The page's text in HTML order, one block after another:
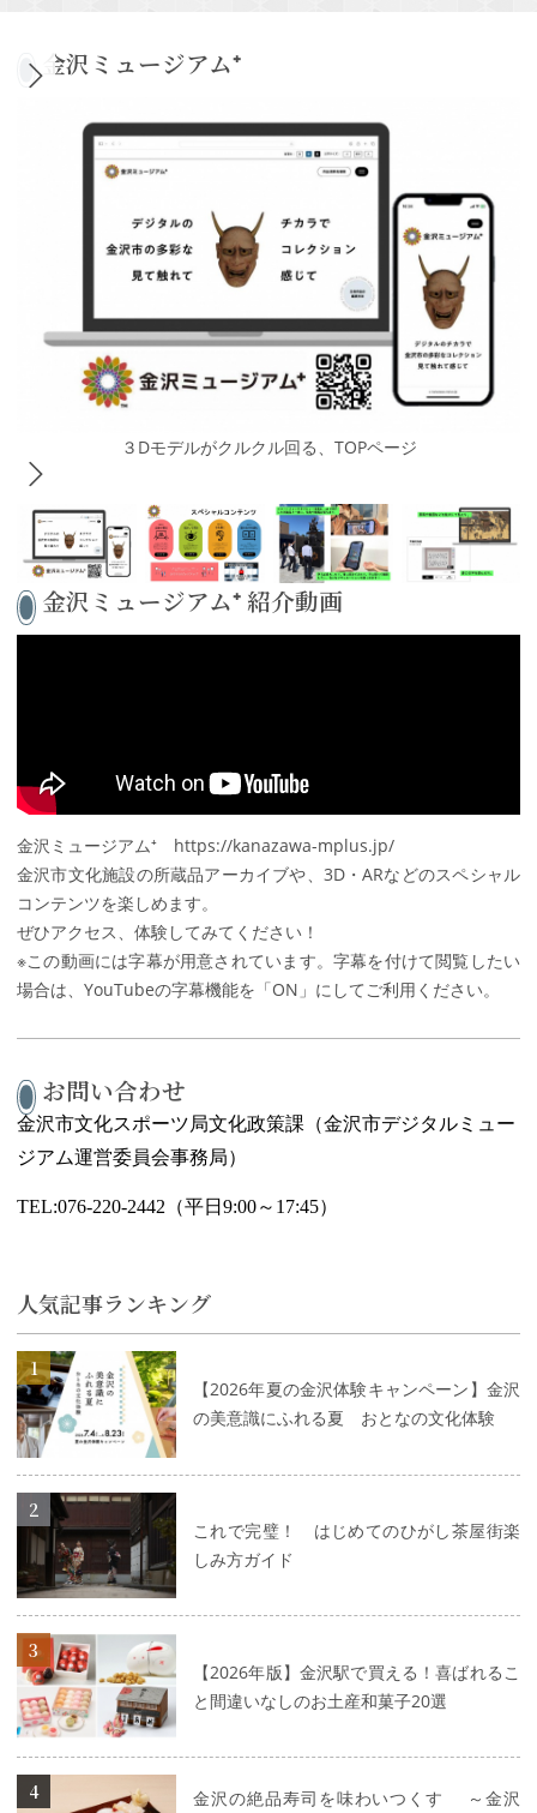
金沢ミュージアム⁺
３Dモデルがクルクル回る、TOPページ
金沢ミュージアム⁺ 紹介動画
金沢ミュージアム⁺ https://kanazawa-mplus.jp/
金沢市文化施設の所蔵品アーカイブや、3D・ARなどのスペシャル
コンテンツを楽しめます。
ぜひアクセス、体験してみてください！
※この動画には字幕が用意されています。字幕を付けて閲覧したい
場合は、YouTubeの字幕機能を「ON」にしてご利用ください。
お問い合わせ
金沢市文化スポーツ局文化政策課（金沢市デジタルミュー
ジアム運営委員会事務局）
TEL:076-220-2442 （平日 9:00～ 17:45）
人気記事ランキング
【2026年夏の金沢体験キャンペーン】金沢
の美意識にふれる夏 おとなの文化体験
詳細はこちら
これで完璧！ はじめてのひがし茶屋街楽
しみ方ガイド
詳細はこちら
【2026年版】金沢駅で買える！喜ばれるこ
と間違いなしのお土産和菓子20選
詳細はこちら
金沢の絶品寿司を味わいつくす ～金沢
詳細はこちら